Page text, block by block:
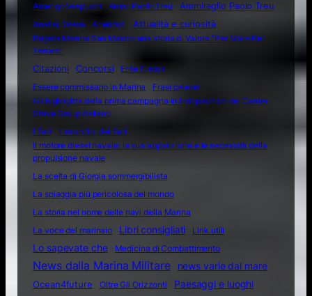
Amerigo Vespucci
Amm. Paolo Treu
Ammiraglio Paolo Treu
Analisi Difesa
Aneddoti Attualità e curiosità
Brigata Marina San Marco: una storia di Valore "Per Mare Per
Terram"
Citazioni
Concorsi
Ente Circoli
Essere commissario in Marina
Frasi celebri
Gli highlights della prima campagna in Indopacifico del Carrier
Strike Group italiano
I fari
Il mondo dei fari
Il motore diesel navale: la sua apparizione e le necessità della
propulsione navale
La scelta di Giorgia sommergibilista
La spiaggia più pericolosa del mondo
La storia nel nome delle navi della Marina
La voce del marinaio
Libri consigliati Link utili
Lo sapevate che Medicina di Combattimento
News dalla Marina Militare
news varie dal mare
Ocean4future
Oltre Gli Orizzonti
Paesaggi e luoghi